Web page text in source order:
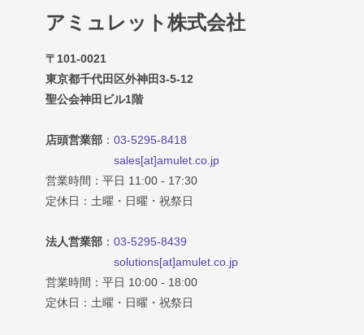
アミュレット株式会社
〒101-0021
東京都千代田区外神田3-5-12
聖公会神田ビル1階
店頭営業部 ： 03-5295-8418
sales[at]amulet.co.jp
営業時間：平日 11:00 - 17:30
定休日：土曜・日曜・祝祭日
法人営業部 ： 03-5295-8439
solutions[at]amulet.co.jp
営業時間：平日 10:00 - 18:00
定休日：土曜・日曜・祝祭日